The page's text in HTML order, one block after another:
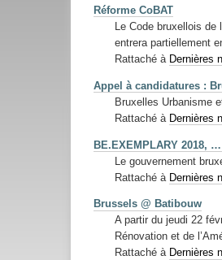
Réforme CoBAT
Le Code bruxellois de
entrera partiellement
Rattaché à Dernières
Appel à candidatures :
Bruxelles Urbanisme
Rattaché à Dernières
BE.EXEMPLARY 2018,
Le gouvernement
Rattaché à Dernières
Brussels @ Batibouw
A partir du jeudi 22
Rénovation et de
Rattaché à Dernières